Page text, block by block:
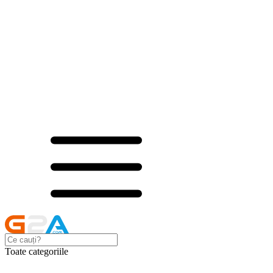
Toate categoriile